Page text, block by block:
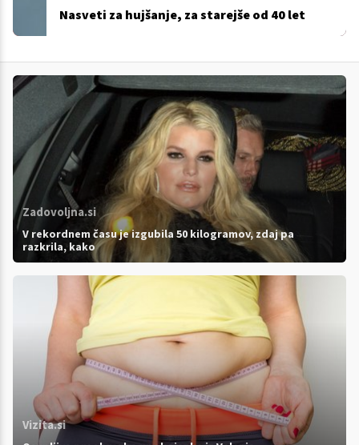
Nasveti za hujšanje, za starejše od 40 let
Zadovoljna.si
V rekordnem času je izgubila 50 kilogramov, zdaj pa
razkrila, kako
Vizita.si